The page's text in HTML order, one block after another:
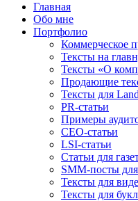
Главная
Обо мне
Портфолио
Коммерческое
Тексты на
Тексты «О
Продающие
Тексты для
PR-статьи
Примеры
СЕО-статьи
LSI-статьи
Статьи для
SMM-посты
Тексты для
Тексты для